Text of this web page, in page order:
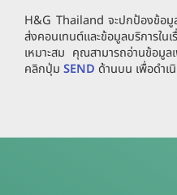
H&G Thailand จะปกป้องข้อมู
ส่งคอนเทนต์และข้อมูลบริการใน
เหมาะสม คุณสามารถอ่านข้อมูล
คลิกปุ่ม SEND ด้านบน เพื่อดำเ